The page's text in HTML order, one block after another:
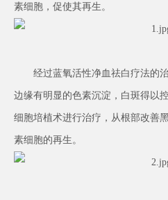
素细胞，促使其再生。
经过蓝氧活性净血祛白疗法的治
边缘有明显的色素沉淀，白斑得以
细胞培植术进行治疗，从根部改善
素细胞的再生。